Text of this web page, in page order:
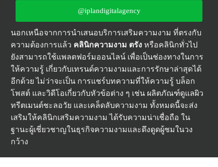
@iplandigitalagency
นอกเหนือจากการนำเสนอบริการเสริมความงาม ที่ตรงกับ
ความต้องการแล้ว คลินิกความงาม ตรัง หรือคลินิกทั่วไป
ยังสามารถใช้แพลตฟอร์มออนไลน์ เพื่อเป็นช่องทางในการ
ให้ความรู้ เกี่ยวกับเทรนด์ความงามและการรักษาล่าสุดได้
อีกด้วย ไม่ว่าจะเป็น การแชร์บทความที่ให้ความรู้ บล็อก
โพสต์ และวิดีโอเกี่ยวกับหัวข้อต่าง ๆ เช่น ผลิตภัณฑ์ดูแลผิว
ทรีตเมนต์ชะลอวัย และเคล็ดลับความงาม ทั้งหมดนี้จะส่ง
เสริมให้คลินิกเสริมความงาม ได้รับความน่าเชื่อถือ ใน
ฐานะผู้เชี่ยวชาญในธุรกิจความงามและดึงดูดผู้ชมในวง
กว้าง